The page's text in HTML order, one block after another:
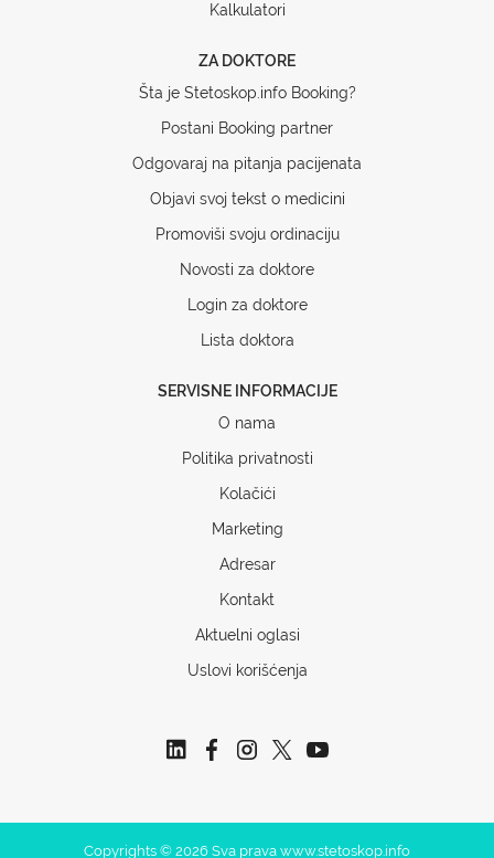
Kalkulatori
ZA DOKTORE
Šta je Stetoskop.info Booking?
Postani Booking partner
Odgovaraj na pitanja pacijenata
Objavi svoj tekst o medicini
Promoviši svoju ordinaciju
Novosti za doktore
Login za doktore
Lista doktora
SERVISNE INFORMACIJE
O nama
Politika privatnosti
Kolačići
Marketing
Adresar
Kontakt
Aktuelni oglasi
Uslovi korišćenja
Copyrights © 2026 Sva prava www.stetoskop.info